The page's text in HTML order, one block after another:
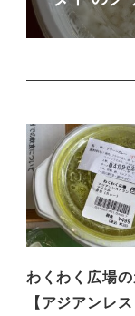
わくわく広場
【アジアンレ